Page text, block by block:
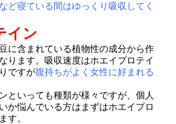
ど寝ている間はゆっくり吸収してく
イン
に含まれている植物性の成分から作
ります。吸収速度はホエイプロテイ
ですが腹持ちがよ く女性に好まれる
といっても種類が様々ですが、個人
か悩んでいる方はまずはホエイプロ
す。